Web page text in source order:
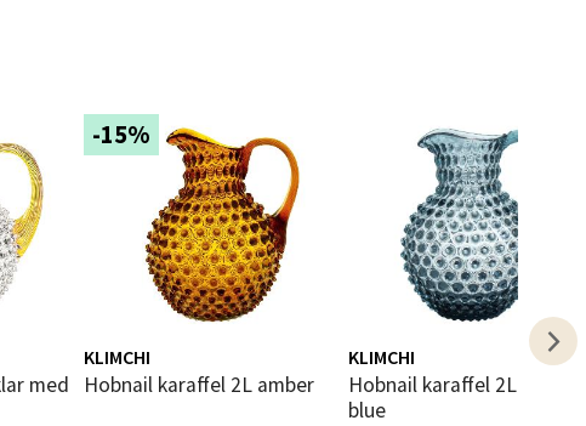
-15%
KLIMCHI
Hobnail karaffel 2L amber
KLIMCHI
Hobnail karaffel 2L misty
blue
Velg